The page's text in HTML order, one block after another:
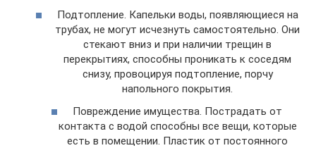
Подтопление. Капельки воды, появляющиеся на
трубах, не могут исчезнуть самостоятельно. Они
стекают вниз и при наличии трещин в
перекрытиях, способны проникать к соседям
снизу, провоцируя подтопление, порчу
напольного покрытия.
Повреждение имущества. Пострадать от
контакта с водой способны все вещи, которые
есть в помещении. Пластик от постоянного